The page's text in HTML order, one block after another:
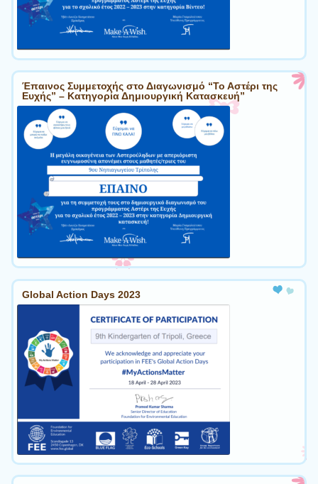
Έπαινος Συμμετοχής στο Διαγωνισμό “Το Αστέρι της
Ευχής” – Κατηγορία Δημιουργική Κατασκευή”
Global Action Days 2023